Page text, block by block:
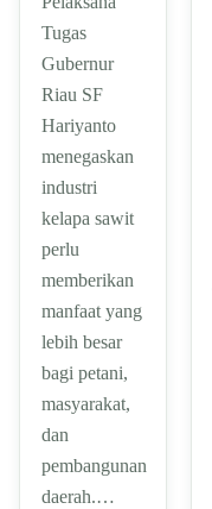
Tugas
Gubernur
Riau SF
Hariyanto
menegaskan
industri
kelapa sawit
perlu
memberikan
manfaat yang
lebih besar
bagi petani,
masyarakat,
dan
pembangunan
daerah.…